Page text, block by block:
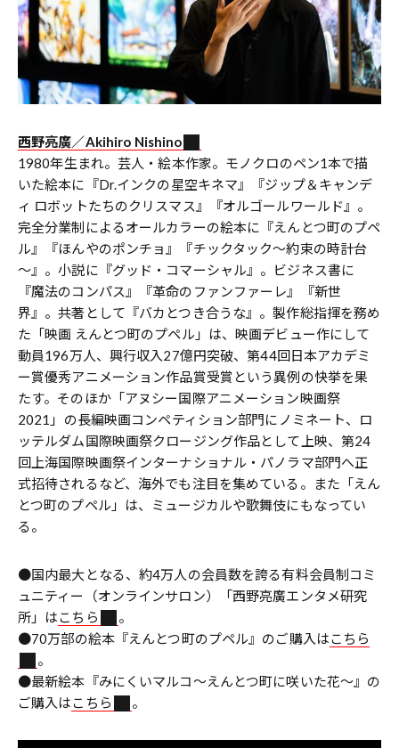
西野亮廣／Akihiro Nishino
1980年生まれ。芸人・絵本作家。モノクロのペン1本で描
いた絵本に『Dr.インクの星空キネマ』『ジップ＆キャンデ
ィ ロボットたちのクリスマス』『オルゴールワールド』。
完全分業制によるオールカラーの絵本に『えんとつ町のプペ
ル』『ほんやのポンチョ』『チックタック～約束の時計台
～』。小説に『グッド・コマーシャル』。ビジネス書に
『魔法のコンパス』『革命のファンファーレ』『新世
界』。共著として『バカとつき合うな』。製作総指揮を務め
た「映画 えんとつ町のプペル」は、映画デビュー作にして
動員196万人、興行収入27億円突破、第44回日本アカデミ
ー賞優秀アニメーション作品賞受賞という異例の快挙を果
たす。そのほか「アヌシー国際アニメーション映画祭
2021」の長編映画コンペティション部門にノミネート、ロ
ッテルダム国際映画祭クロージング作品として上映、第24
回上海国際映画祭インターナショナル・パノラマ部門へ正
式招待されるなど、海外でも注目を集めている。また「えん
とつ町のプペル」は、ミュージカルや歌舞伎にもなってい
る。
●国内最大となる、約4万人の会員数を誇る有料会員制コミ
ュニティー（オンラインサロン）「西野亮廣エンタメ研究
所」はこちら
。
●70万部の絵本『えんとつ町のプペル』のご購入はこちら
。
●最新絵本『みにくいマルコ～えんとつ町に咲いた花～』の
ご購入はこちら 。